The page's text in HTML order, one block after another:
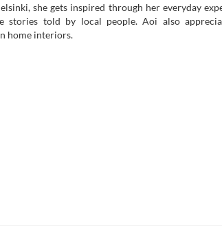
she gets inspired through her everyday
stories told by local people. Aoi also
home interiors.